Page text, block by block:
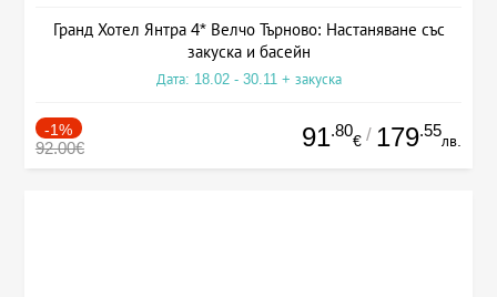
Гранд Хотел Янтра 4* Велчо Търново: Настаняване със
закуска и басейн
Дата: 18.02 - 30.11 + закуска
-1%
92.00€ 91.80
€ / 179.55
лв.